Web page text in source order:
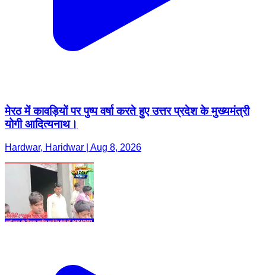
मेरठ में कावड़ियों पर पुष्प वर्षा करते हुए उत्तर प्रदेश के मुख्यमंत्री
योगी आदित्यनाथ।
Hardwar, Haridwar | Aug 8, 2026